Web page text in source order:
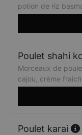
potion de riz
Poulet shahi
Morceaux de
cajou, crème
Poulet karai